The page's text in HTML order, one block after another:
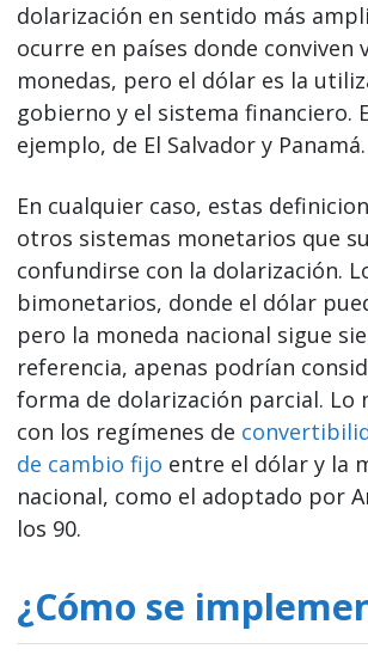
dolarización en sentido más
ocurre en países donde conviven
monedas, pero el dólar es la
gobierno y el sistema financiero.
ejemplo, de El Salvador y Panamá.
En cualquier caso, estas
otros sistemas monetarios que
confundirse con la dolarización.
bimonetarios, donde el dólar
pero la moneda nacional sigue
referencia, apenas podrían
forma de dolarización parcial. Lo
con los regímenes de
de cambio fijo entre el dólar y la
nacional, como el adoptado por
los 90.
¿Cómo se